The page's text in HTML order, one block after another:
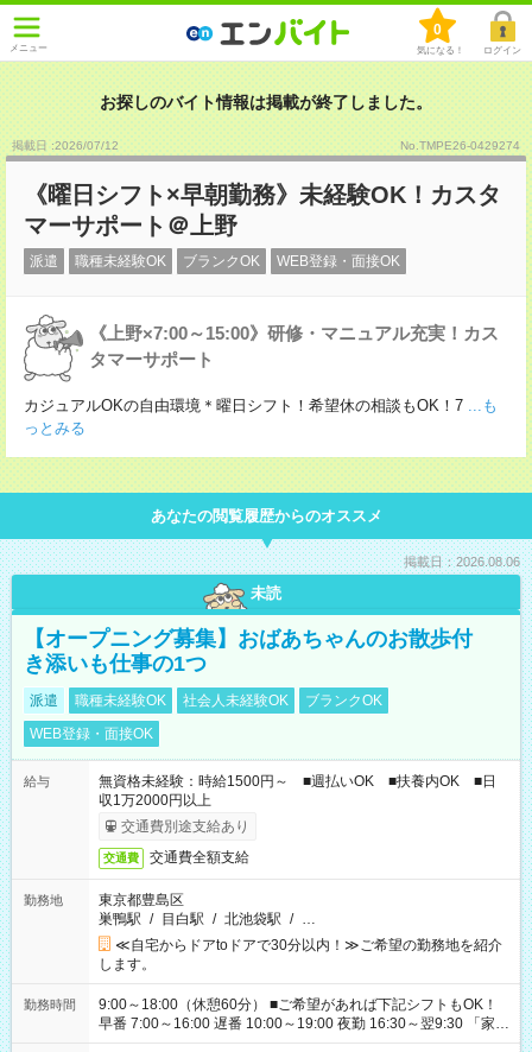
メニュー
0
気になる！ ログイン
お探しのバイト情報は掲載が終了しました。
掲載日 :2026/07/12 No.TMPE26-0429274
《曜日シフト×早朝勤務》未経験OK！カスタ
マーサポート＠上野
派遣 職種未経験OK ブランクOK WEB登録・面接OK
《上野×7:00～15:00》研修・マニュアル充実！カス
タマーサポート
カジュアルOKの自由環境＊曜日シフト！希望休の相談もOK！7 ...も
っとみる
あなたの閲覧履歴からのオススメ
掲載日：2026.08.06
未読
【オープニング募集】おばあちゃんのお散歩付
き添いも仕事の1つ
派遣 職種未経験OK 社会人未経験OK
ブランクOK
WEB登録・面接OK
給与
無資格未経験：時給1500円～ ■週払いOK ■扶養内OK ■日
収1万2000円以上
交通費別途支給あり
交通費 交通費全額支給
勤務地
東京都豊島区
巣鴨駅 / 目白駅 / 北池袋駅 / …
≪自宅からドアtoドアで30分以内！≫ご希望の勤務地を紹介
します。
勤務時間
9:00～18:00（休憩60分） ■ご希望があれば下記シフトもOK！
早番 7:00～16:00 遅番 10:00～19:00 夜勤 16:30～翌9:30 「家族
と休みを合わせたい」 「余裕を持って夕飯の準備がしたい」